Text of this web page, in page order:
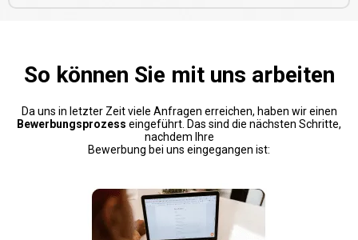
So können Sie mit uns arbeiten
Da uns in letzter Zeit viele Anfragen erreichen, haben wir einen
Bewerbungsprozess eingeführt. Das sind die nächsten Schritte,
nachdem Ihre
Bewerbung bei uns eingegangen ist: